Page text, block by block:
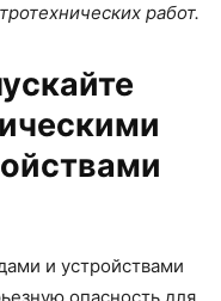
работ.
и устройствами